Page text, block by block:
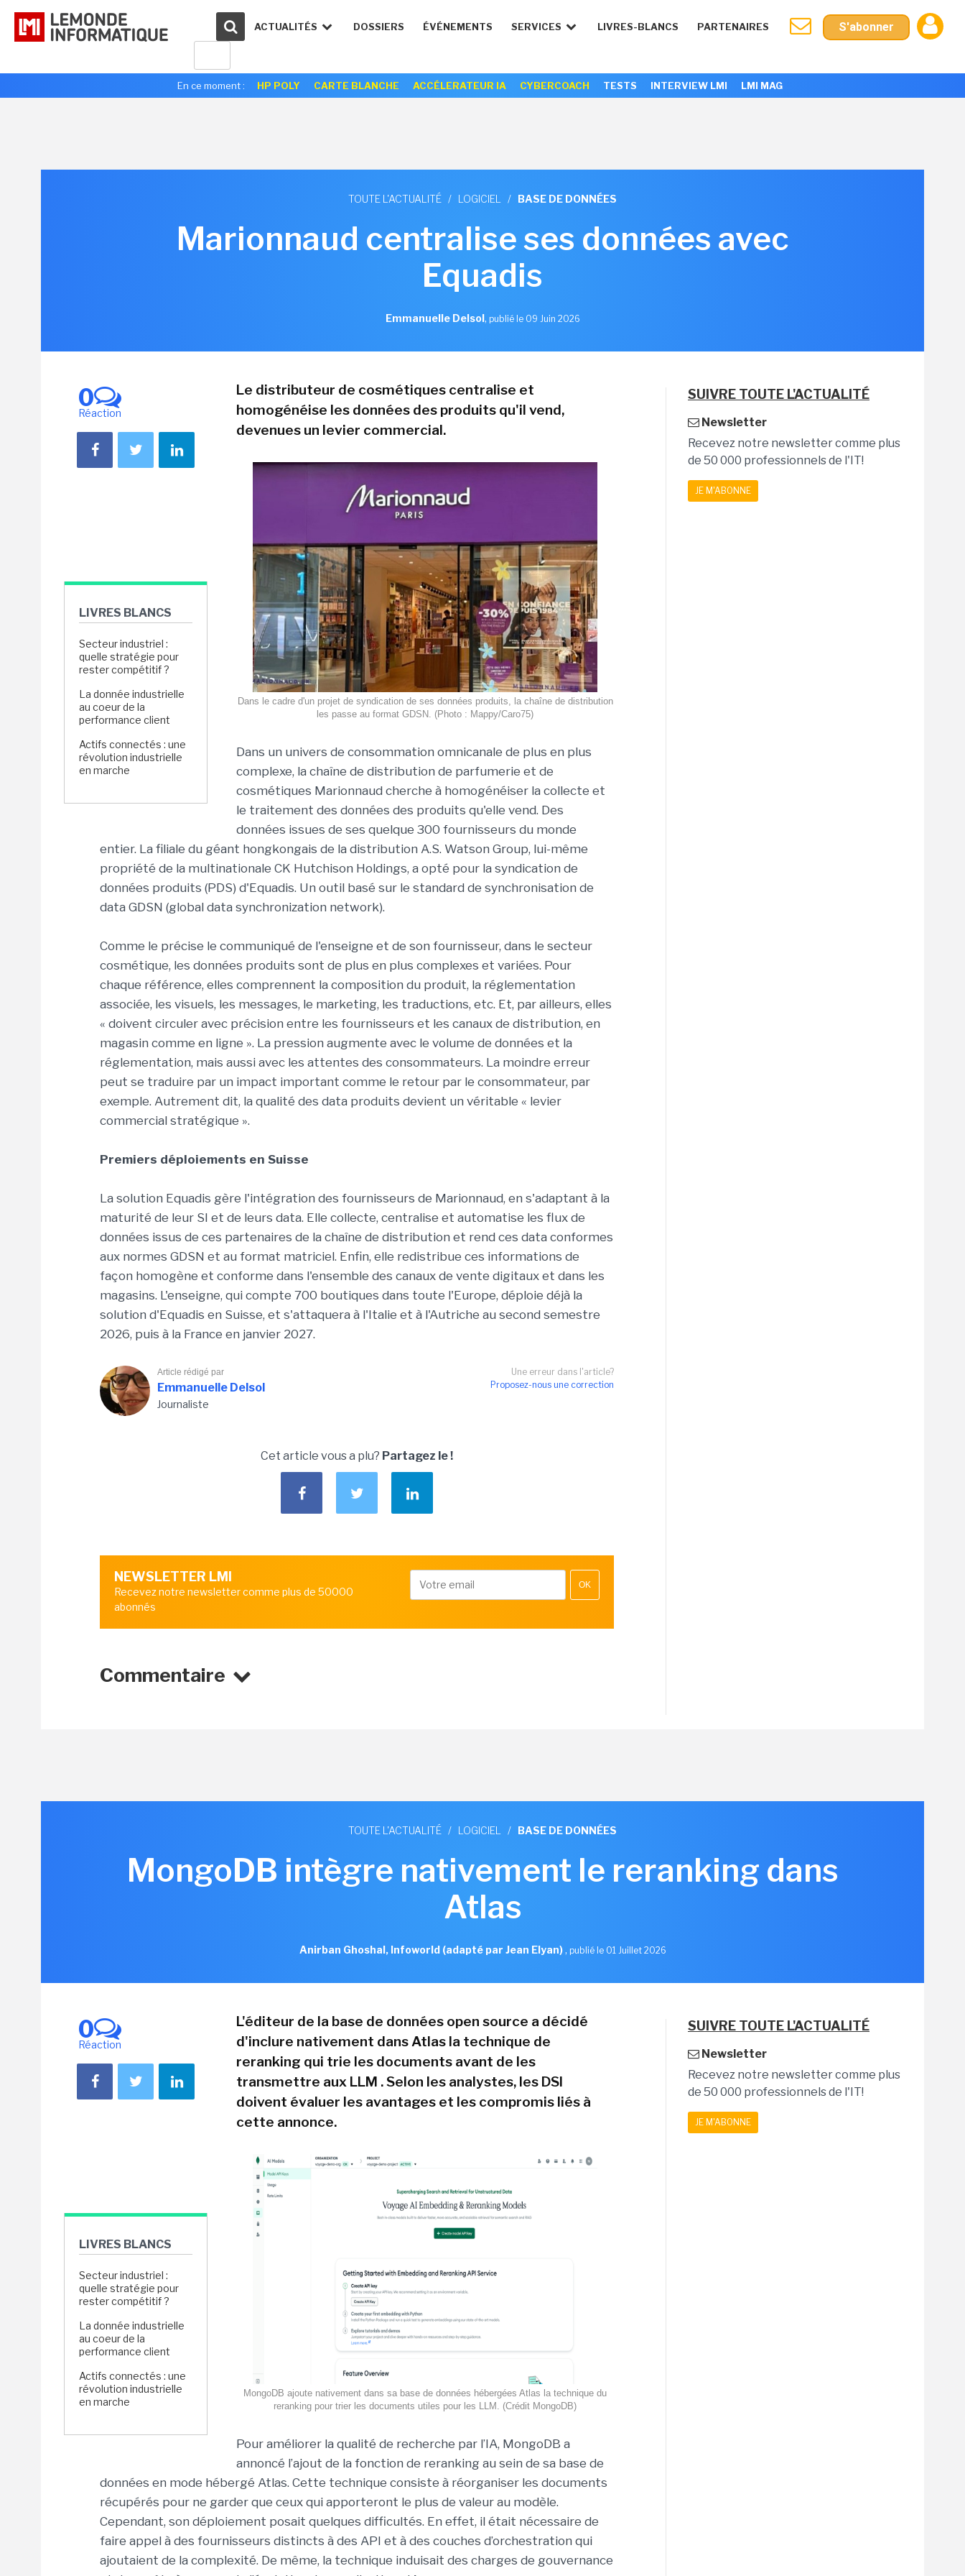
ACTUALITÉS DOSSIERS ÉVÉNEMENTS SERVICES LIVRES-BLANCS PARTENAIRES S'abonner
En ce moment : HP POLY CARTE BLANCHE ACCÉLERATEUR IA CYBERCOACH TESTS INTERVIEW LMI LMI MAG
TOUTE L'ACTUALITÉ / LOGICIEL / BASE DE DONNÉES
Marionnaud centralise ses données avec
Equadis
Emmanuelle Delsol, publié le 09 Juin 2026
0
Réaction
LIVRES BLANCS
Secteur industriel :
quelle stratégie pour
rester compétitif ?
La donnée industrielle
au coeur de la
performance client
Actifs connectés : une
révolution industrielle
en marche
Le distributeur de cosmétiques centralise et
homogénéise les données des produits qu'il vend,
devenues un levier commercial.
Dans le cadre d'un projet de syndication de ses données produits, la chaîne de distribution
les passe au format GDSN. (Photo : Mappy/Caro75)
Dans un univers de consommation omnicanale de plus en plus
complexe, la chaîne de distribution de parfumerie et de
cosmétiques Marionnaud cherche à homogénéiser la collecte et
le traitement des données des produits qu'elle vend. Des
données issues de ses quelque 300 fournisseurs du monde
entier. La filiale du géant hongkongais de la distribution A.S. Watson Group, lui-même
propriété de la multinationale CK Hutchison Holdings, a opté pour la syndication de
données produits (PDS) d'Equadis. Un outil basé sur le standard de synchronisation de
data GDSN (global data synchronization network).
Comme le précise le communiqué de l'enseigne et de son fournisseur, dans le secteur
cosmétique, les données produits sont de plus en plus complexes et variées. Pour
chaque référence, elles comprennent la composition du produit, la réglementation
associée, les visuels, les messages, le marketing, les traductions, etc. Et, par ailleurs, elles
« doivent circuler avec précision entre les fournisseurs et les canaux de distribution, en
magasin comme en ligne ». La pression augmente avec le volume de données et la
réglementation, mais aussi avec les attentes des consommateurs. La moindre erreur
peut se traduire par un impact important comme le retour par le consommateur, par
exemple. Autrement dit, la qualité des data produits devient un véritable « levier
commercial stratégique ».
Premiers déploiements en Suisse
La solution Equadis gère l'intégration des fournisseurs de Marionnaud, en s'adaptant à la
maturité de leur SI et de leurs data. Elle collecte, centralise et automatise les flux de
données issus de ces partenaires de la chaîne de distribution et rend ces data conformes
aux normes GDSN et au format matriciel. Enfin, elle redistribue ces informations de
façon homogène et conforme dans l'ensemble des canaux de vente digitaux et dans les
magasins. L'enseigne, qui compte 700 boutiques dans toute l'Europe, déploie déjà la
solution d'Equadis en Suisse, et s'attaquera à l'Italie et à l'Autriche au second semestre
2026, puis à la France en janvier 2027.
Une erreur dans l'article?
Proposez-nous une correction
Article rédigé par
Emmanuelle Delsol
Journaliste
Cet article vous a plu? Partagez le !
NEWSLETTER LMI
Recevez notre newsletter comme plus de 50000
abonnés
OK
Commentaire
SUIVRE TOUTE L'ACTUALITÉ
Newsletter
Recevez notre newsletter comme plus
de 50 000 professionnels de l'IT!
JE M'ABONNE
TOUTE L'ACTUALITÉ / LOGICIEL / BASE DE DONNÉES
MongoDB intègre nativement le reranking dans
Atlas
Anirban Ghoshal, Infoworld (adapté par Jean Elyan), publié le 01 Juillet 2026
0
Réaction
LIVRES BLANCS
Secteur industriel :
quelle stratégie pour
rester compétitif ?
La donnée industrielle
au coeur de la
performance client
Actifs connectés : une
révolution industrielle
en marche
L'éditeur de la base de données open source a décidé
d'inclure nativement dans Atlas la technique de
reranking qui trie les documents avant de les
transmettre aux LLM . Selon les analystes, les DSI
doivent évaluer les avantages et les compromis liés à
cette annonce.
MongoDB ajoute nativement dans sa base de données hébergées Atlas la technique du
reranking pour trier les documents utiles pour les LLM. (Crédit MongoDB)
Pour améliorer la qualité de recherche par l’IA, MongoDB a
annoncé l’ajout de la fonction de reranking au sein de sa base de
données en mode hébergé Atlas. Cette technique consiste à réorganiser les documents
récupérés pour ne garder que ceux qui apporteront le plus de valeur au modèle.
Cependant, son déploiement posait quelques difficultés. En effet, il était nécessaire de
faire appel à des fournisseurs distincts à des API et à des couches d’orchestration qui
ajoutaient de la complexité. De même, la technique induisait des charges de gouvernance
SUIVRE TOUTE L'ACTUALITÉ
Newsletter
Recevez notre newsletter comme plus
de 50 000 professionnels de l'IT!
JE M'ABONNE